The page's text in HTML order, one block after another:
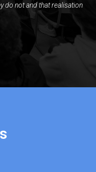
do not and that realisation